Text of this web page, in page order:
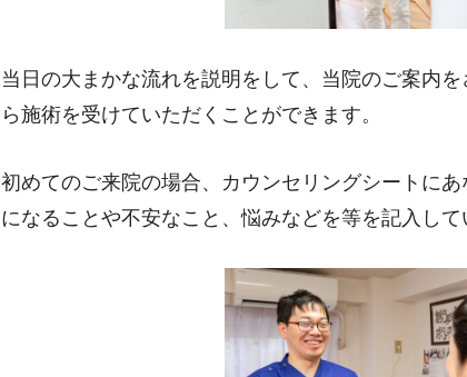
当日の大まかな流れを説明をして、当院のご案内
ら施術を受けていただくことができます。
初めてのご来院の場合、カウンセリングシートに
になることや不安なこと、悩みなどを等を記入して